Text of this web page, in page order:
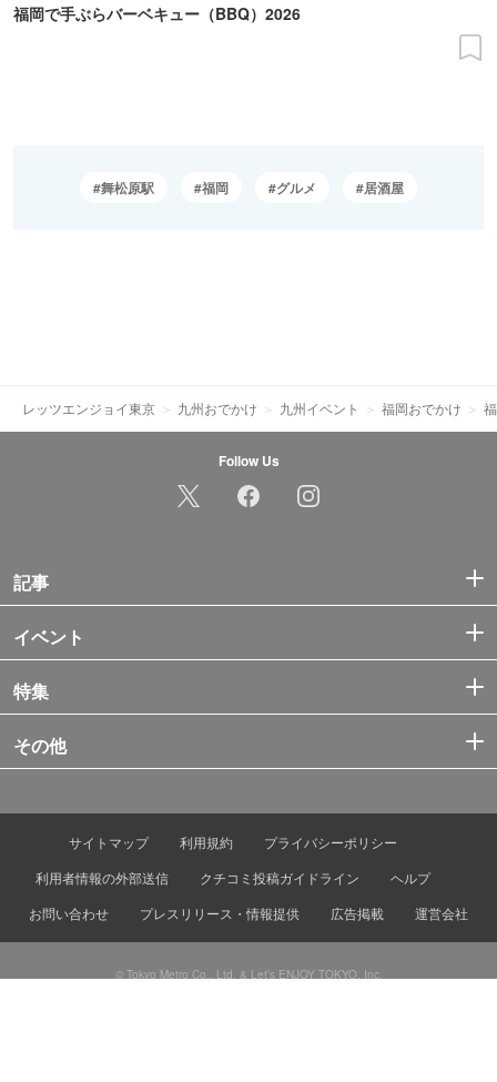
福岡で手ぶらバーベキュー（BBQ）2026
舞松原駅 福岡 グルメ 居酒屋
レッツエンジョイ東京 九州おでかけ 九州イベント 福岡おでかけ
Follow Us
記事
イベント
特集
その他
サイトマップ 利用規約
プライバシーポリシー
利用者情報の外部送信
クチコミ投稿ガイドライン
ヘルプ
お問い合わせ
プレスリリース・情報提供 広告掲載 運営会社
© Tokyo Metro Co., Ltd. & Let’s ENJOY TOKYO, Inc.